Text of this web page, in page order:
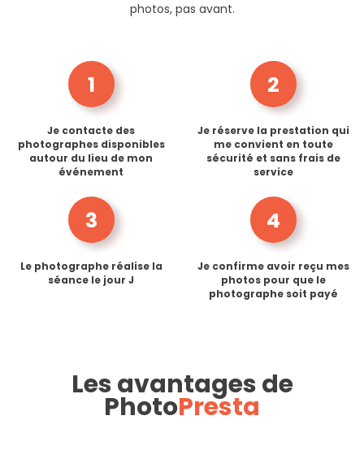
photos, pas avant.
1
Je contacte des
photographes disponibles
autour du lieu de mon
événement
2
Je réserve la prestation qui
me convient en toute
sécurité et sans frais de
service
3
Le photographe réalise la
séance le jour J
4
Je confirme avoir reçu mes
photos pour que le
photographe soit payé
Les avantages de
PhotoPresta